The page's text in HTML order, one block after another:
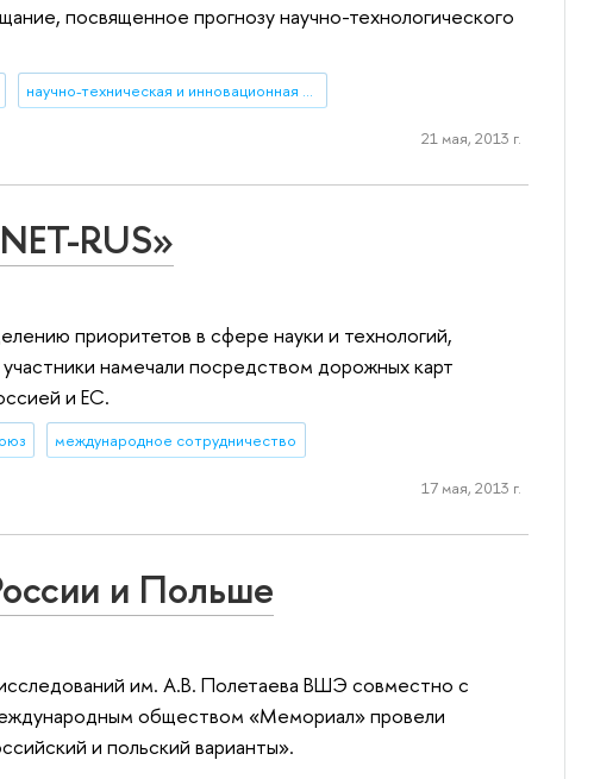
посвященное прогнозу научно-технологического
научно-техническая и инновационная политики
21 мая, 2013 г.
RUS»
приоритетов в сфере науки и технологий,
намечали посредством дорожных карт
и ЕС.
международное сотрудничество
17 мая, 2013 г.
и Польше
им. А.В. Полетаева ВШЭ совместно с
обществом «Мемориал» провели
и польский варианты».